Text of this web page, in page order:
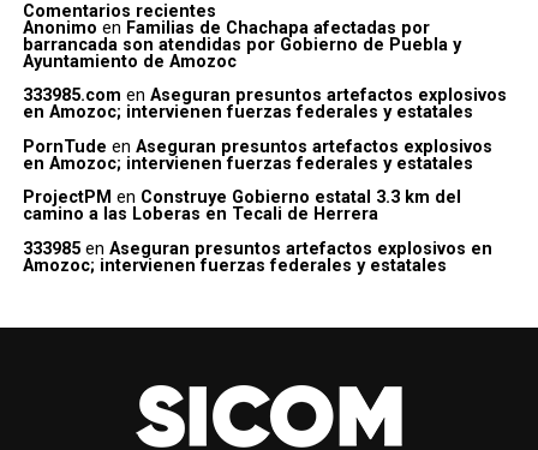
Comentarios recientes
Anonimo en Familias de Chachapa afectadas por
barrancada son atendidas por Gobierno de Puebla y
Ayuntamiento de Amozoc
333985.com en Aseguran presuntos artefactos explosivos
en Amozoc; intervienen fuerzas federales y estatales
PornTude en Aseguran presuntos artefactos explosivos
en Amozoc; intervienen fuerzas federales y estatales
ProjectPM en Construye Gobierno estatal 3.3 km del
camino a las Loberas en Tecali de Herrera
333985en Aseguran presuntos artefactos explosivos en
Amozoc; intervienen fuerzas federales y estatales